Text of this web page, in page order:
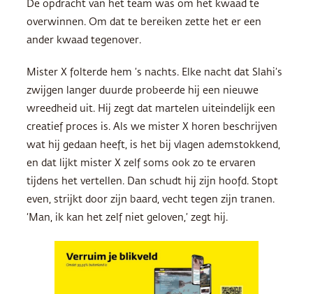
De opdracht van het team was om het kwaad te
overwinnen. Om dat te bereiken zette het er een
ander kwaad tegenover.
Mister X folterde hem ’s nachts. Elke nacht dat Slahi’s
zwijgen langer duurde probeerde hij een nieuwe
wreedheid uit. Hij zegt dat martelen uiteindelijk een
creatief proces is. Als we mister X horen beschrijven
wat hij gedaan heeft, is het bij vlagen ademstokkend,
en dat lijkt mister X zelf soms ook zo te ervaren
tijdens het vertellen. Dan schudt hij zijn hoofd. Stopt
even, strijkt door zijn baard, vecht tegen zijn tranen.
‘Man, ik kan het zelf niet geloven,’ zegt hij.